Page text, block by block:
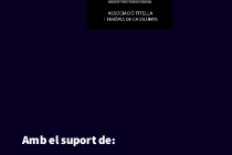
Amb el suport de: